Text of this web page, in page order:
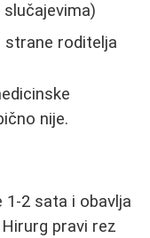
strane roditelja
nije.
2 sata i obavlja
pravi rez